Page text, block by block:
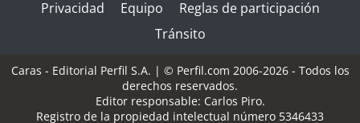
Privacidad
Equipo
Reglas de participación
Tránsito
Caras - Editorial Perfil S.A. | © Perfil.com 2006-2026 - Todos los
derechos reservados.
Editor responsable: Carlos Piro.
Registro de la propiedad intelectual número 5346433